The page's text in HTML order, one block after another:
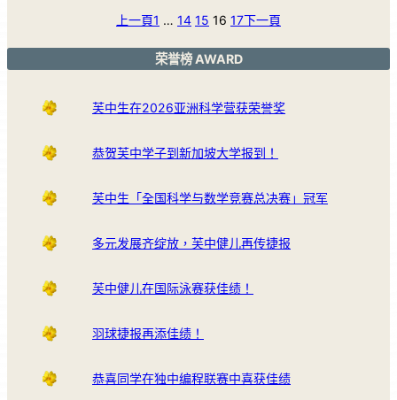
上一頁1 … 14 15 16 17下一頁
荣誉榜 AWARD
芙中生在2026亚洲科学营获荣誉奖
恭贺芙中学子到新加坡大学报到！
芙中生「全国科学与数学竞赛总决赛」冠军
多元发展齐绽放，芙中健儿再传捷报
芙中健儿在国际泳赛获佳绩！
羽球捷报再添佳绩！
恭喜同学在独中编程联赛中喜获佳绩